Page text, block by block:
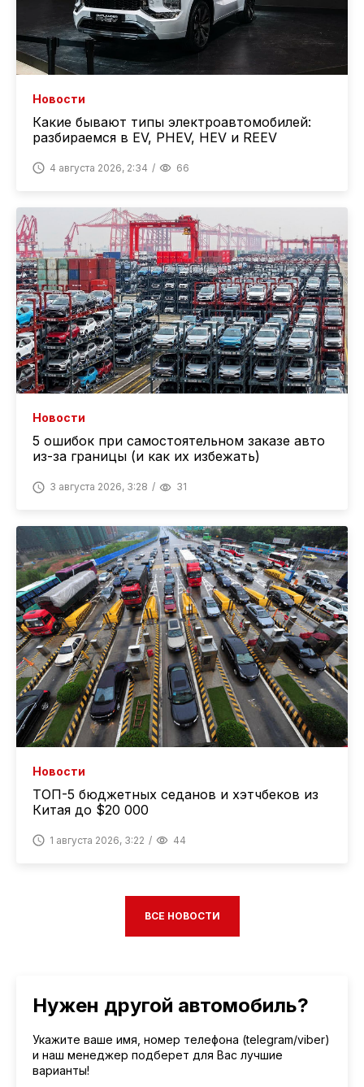
Новости
Какие бывают типы электроавтомобилей:
разбираемся в EV, PHEV, HEV и REEV
4 августа 2026, 2:34 66
Новости
5 ошибок при самостоятельном заказе авто
из-за границы (и как их избежать)
3 августа 2026, 3:28 31
Новости
ТОП-5 бюджетных седанов и хэтчбеков из
Китая до $20 000
1 августа 2026, 3:22 44
ВСЕ НОВОСТИ
Нужен другой автомобиль?
Укажите ваше имя, номер телефона (telegram/viber)
и наш менеджер подберет для Вас лучшие
варианты!